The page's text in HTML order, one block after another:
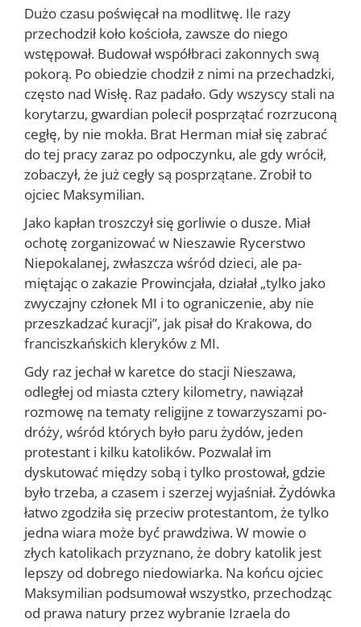
Dużo czasu poświęcał na modlitwę. Ile razy
przechodził koło kościo­ła, zawsze do niego
wstępował. Budował współbraci zakonnych swą
po­korą. Po obiedzie chodził z nimi na przechadzki,
często nad Wisłę. Raz padało. Gdy wszyscy stali na
korytarzu, gwardian polecił posprzątać rozrzuconą
cegłę, by nie mokła. Brat Herman miał się zabrać
do tej pracy zaraz po odpoczynku, ale gdy wrócił,
zobaczył, że już cegły są po­sprzątane. Zrobił to
ojciec Maksymilian.
Jako kapłan troszczył się gorliwie o dusze. Miał
ochotę zorganizować w Nieszawie Rycerstwo
Niepokalanej, zwłaszcza wśród dzieci, ale pa­
miętając o zakazie Prowincjała, działał „tylko jako
zwyczajny członek MI i to ograniczenie, aby nie
przeszkadzać kuracji”, jak pisał do Kra­kowa, do
franciszkańskich kleryków z MI.
Gdy raz jechał w karetce do stacji Nieszawa,
odległej od miasta czte­ry kilometry, nawiązał
rozmowę na tematy religijne z towarzyszami po­
dróży, wśród których było paru żydów, jeden
protestant i kilku katoli­ków. Pozwalał im
dyskutować między sobą i tylko prostował, gdzie
by­ło trzeba, a czasem i szerzej wyjaśniał. Żydówka
łatwo zgodziła się przeciw protestantom, że tylko
jedna wiara może być prawdziwa. W mowie o
złych katolikach przyznano, że dobry katolik jest
lepszy od dobrego niedowiarka. Na końcu ojciec
Maksymilian podsumował wszystko, przechodząc
od prawa natury przez wybranie Izraela do